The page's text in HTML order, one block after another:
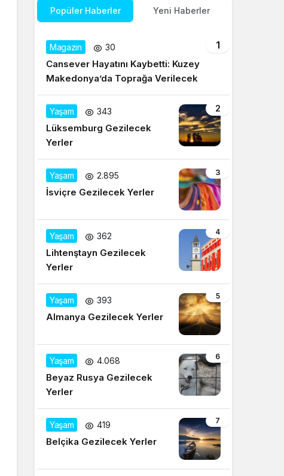
Popüler Haberler Yeni Haberler
1
Magazin 30
Cansever Hayatını Kaybetti: Kuzey
Makedonya’da Toprağa Verilecek
2
Yaşam 343
Lüksemburg Gezilecek
Yerler
3
Yaşam 2.895
İsviçre Gezilecek Yerler
4
Yaşam 362
Lihtenştayn Gezilecek
Yerler
5
Yaşam 393
Almanya Gezilecek Yerler
6
Yaşam 4.068
Beyaz Rusya Gezilecek
Yerler
7
Yaşam 419
Belçika Gezilecek Yerler